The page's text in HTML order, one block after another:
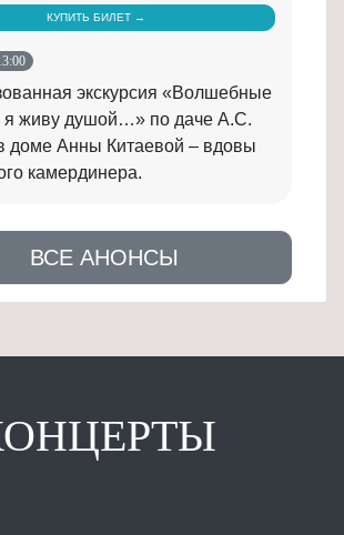
КУПИТЬ БИЛЕТ →
экскурсия «Волшебные
я живу душой…» по даче А.С.
доме Анны Китаевой – вдовы
камердинера.
ВСЕ АНОНСЫ